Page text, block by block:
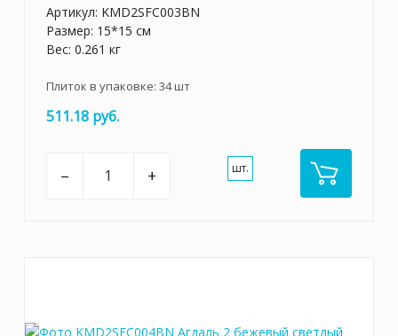
Артикул: KMD2SFC003BN
Размер: 15*15 см
Вес: 0.261 кг
Плиток в упаковке: 34шт
511.18 руб.
– + шт.